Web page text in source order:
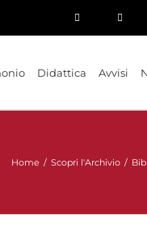
Didattica Avvisi
Home / Scopri l'Archivio /